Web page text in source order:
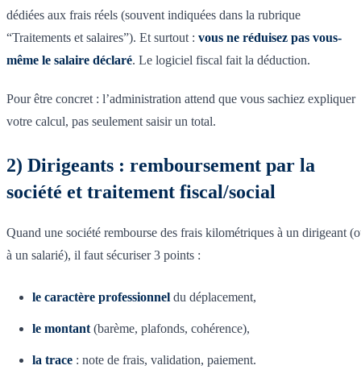
dédiées aux frais réels (souvent indiquées dans la rubrique
“Traitements et salaires”). Et surtout : vous ne réduisez pas vous-
même le salaire déclaré. Le logiciel fiscal fait la déduction.
Pour être concret : l’administration attend que vous sachiez expliquer
votre calcul, pas seulement saisir un total.
2) Dirigeants : remboursement par la
société et traitement fiscal/social
Quand une société rembourse des frais kilométriques à un dirigeant
à un salarié), il faut sécuriser 3 points :
le caractère professionnel du déplacement,
le montant (barème, plafonds, cohérence),
la trace : note de frais, validation, paiement.